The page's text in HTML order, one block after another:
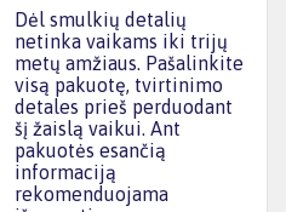
Dėl smulkių detalių
netinka vaikams iki trijų
metų amžiaus. Pašalinkite
visą pakuotę, tvirtinimo
detales prieš perduodant
šį žaislą vaikui. Ant
pakuotės esančią
informaciją
rekomenduojama